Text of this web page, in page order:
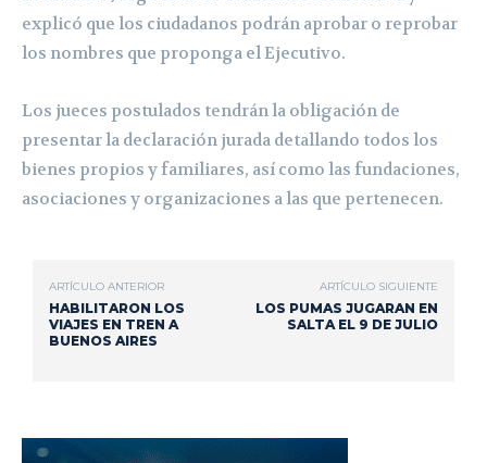
explicó que los ciudadanos podrán aprobar o reprobar
los nombres que proponga el Ejecutivo.
Los jueces postulados tendrán la obligación de
presentar la declaración jurada detallando todos los
bienes propios y familiares, así como las fundaciones,
asociaciones y organizaciones a las que pertenecen.
ARTÍCULO ANTERIOR
HABILITARON LOS
VIAJES EN TREN A
BUENOS AIRES
ARTÍCULO SIGUIENTE
LOS PUMAS JUGARAN EN
SALTA EL 9 DE JULIO